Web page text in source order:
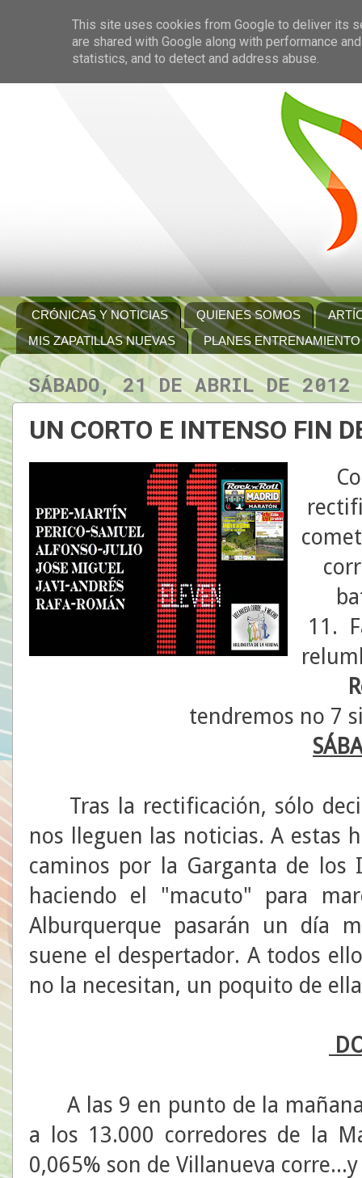
CRÓNICAS Y NOTICIAS QUIENES SOMOS
MIS ZAPATILLAS NUEVAS
PLANES ENTRENAMIENTO
SÁBADO, 21 DE ABRIL DE 2012
UN CORTO E INTENSO FIN
11.
tendremos no 7
Tras la rectificación, sólo
nos lleguen las noticias. A estas
caminos por la Garganta de los
haciendo el "macuto" para
Alburquerque pasarán un día
suene el despertador. A todos
no la necesitan, un poquito de
A las 9 en punto de la
a los 13.000 corredores de la
0,065% son de Villanueva
This site uses cookies from Google to deliver its
are shared with Google along with performance
statistics, and to detect and address abuse.